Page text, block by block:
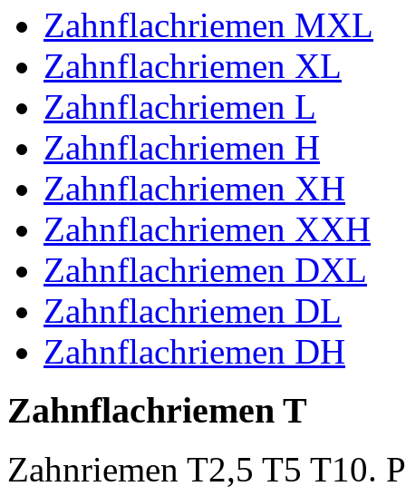
Zahnflachriemen MXL
Zahnflachriemen XL
Zahnflachriemen L
Zahnflachriemen H
Zahnflachriemen XH
Zahnflachriemen XXH
Zahnflachriemen DXL
Zahnflachriemen DL
Zahnflachriemen DH
Zahnflachriemen T
Zahnriemen T2,5 T5 T10.